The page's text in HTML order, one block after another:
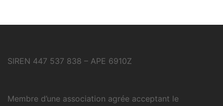
SIREN 447 537 838 – APE 6910Z
Membre d’une association agrée acceptant le